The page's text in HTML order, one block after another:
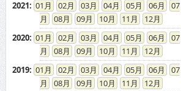
2021: 01 02 03 04 05 06
07
08
09 10 11
12
2020: 01 02 03 04 05 06
07
08
09 10 11
12
2019: 01 02 03 04 05 06
07
08
09 10 11
12